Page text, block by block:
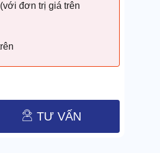
đơn trị giá trên
TƯ VẤN